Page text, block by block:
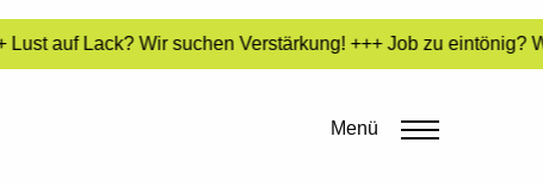
Lack? Wir suchen Verstärkung! +++ Job zu
Menü